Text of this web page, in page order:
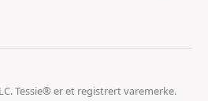
Tessie® er et registrert varemerke.